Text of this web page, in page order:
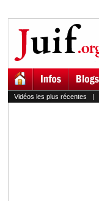
Vidéos les plus récentes |